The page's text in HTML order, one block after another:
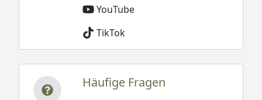
YouTube
TikTok
Häufige Fragen